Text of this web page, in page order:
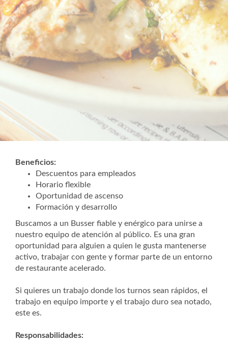
Beneficios:
Descuentos para empleados
Horario flexible
Oportunidad de ascenso
Formación y desarrollo
Buscamos a un Busser fiable y enérgico para unirse a
nuestro equipo de atención al público. Es una gran
oportunidad para alguien a quien le gusta mantenerse
activo, trabajar con gente y formar parte de un entorno
de restaurante acelerado.
Si quieres un trabajo donde los turnos sean rápidos, el
trabajo en equipo importe y el trabajo duro sea notado,
este es.
Responsabilidades: